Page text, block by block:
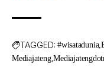
TAGGED: #wisatadunia
Mediajateng